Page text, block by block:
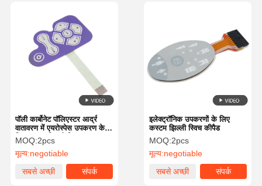
इलेक्ट्रॉनिक उपकरणों के लिए
कस्टम झिल्ली स्विच कीपैड
MOQ:2pcs
मूल्य:negotiable
सबसे अच्छी
संपर्क
पॉली कार्बोनेट पॉलिएस्टर आर्द्र
वातावरण में एयरोस्पेस उपकरण के
लिए कस्टम झिल्ली स्विच
MOQ:2pcs
मूल्य:negotiable
सबसे अच्छी
संपर्क